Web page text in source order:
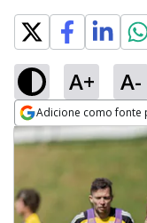
A+ A-
Adicione como fonte
Opens in new